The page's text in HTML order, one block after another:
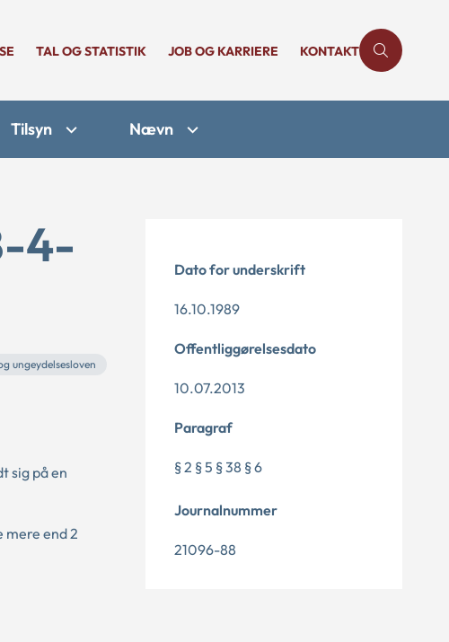
TAL OG STATISTIK JOB OG KARRIERE KONTAKT
Tilsyn Nævn
4-
ungeydelsesloven
sig på en
end 2
Dato for underskrift
16.10.1989
Offentliggørelsesdato
10.07.2013
Paragraf
§ 2 § 5 § 38 § 6
Journalnummer
21096-88